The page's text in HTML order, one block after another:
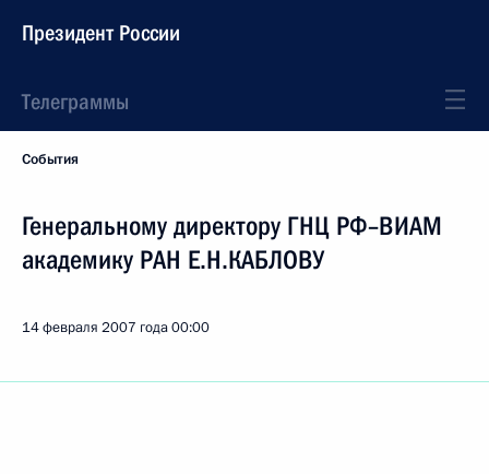
Президент России
Телеграммы
События
Генеральному директору ГНЦ РФ–ВИАМ
академику РАН Е.Н.КАБЛОВУ
14 февраля 2007 года00:00